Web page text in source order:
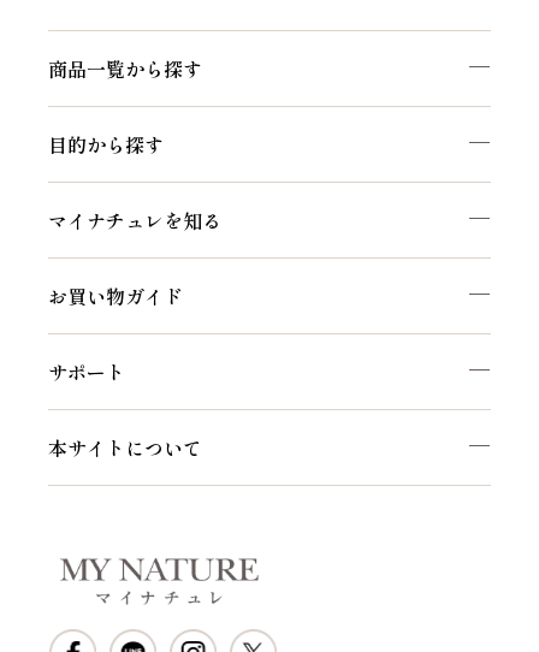
商品一覧から探す
目的から探す
マイナチュレを知る
お買い物ガイド
サポート
本サイトについて